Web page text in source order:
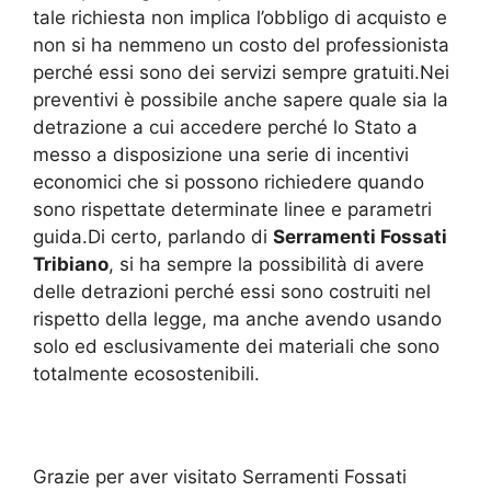
tale richiesta non implica l’obbligo di acquisto e
non si ha nemmeno un costo del professionista
perché essi sono dei servizi sempre gratuiti.Nei
preventivi è possibile anche sapere quale sia la
detrazione a cui accedere perché lo Stato a
messo a disposizione una serie di incentivi
economici che si possono richiedere quando
sono rispettate determinate linee e parametri
guida.Di certo, parlando di Serramenti Fossati
Tribiano, si ha sempre la possibilità di avere
delle detrazioni perché essi sono costruiti nel
rispetto della legge, ma anche avendo usando
solo ed esclusivamente dei materiali che sono
totalmente ecosostenibili.
Grazie per aver visitato Serramenti Fossati